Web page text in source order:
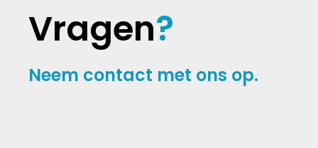
Vragen?
Neem contact met ons op.